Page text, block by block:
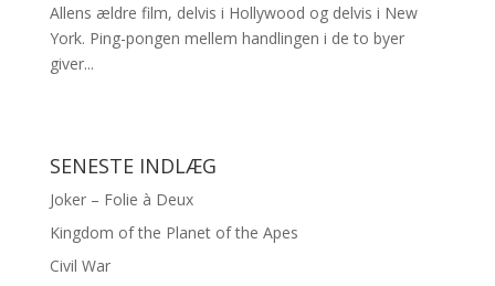
Allens ældre film, delvis i Hollywood og delvis i New
York. Ping-pongen mellem handlingen i de to byer
giver...
SENESTE INDLÆG
Joker – Folie à Deux
Kingdom of the Planet of the Apes
Civil War